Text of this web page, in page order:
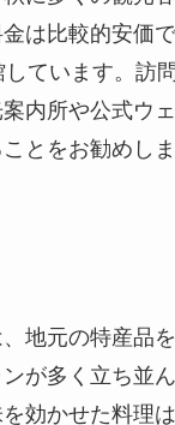
地元の特産品
。食事を楽し
の観光スポッ
みを散策しな